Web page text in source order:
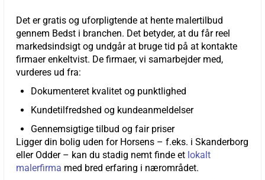
Det er gratis og uforpligtende at hente malertilbud
gennem Bedst i branchen. Det betyder, at du får reel
markedsindsigt og undgår at bruge tid på at kontakte
firmaer enkeltvist. De firmaer, vi samarbejder med,
vurderes ud fra:
Dokumenteret kvalitet og punktlighed
Kundetilfredshed og kundeanmeldelser
Gennemsigtige tilbud og fair priser
Ligger din bolig uden for Horsens – f.eks. i Skanderborg
eller Odder – kan du stadig nemt finde et lokalt
malerfirma med bred erfaring i nærområdet.